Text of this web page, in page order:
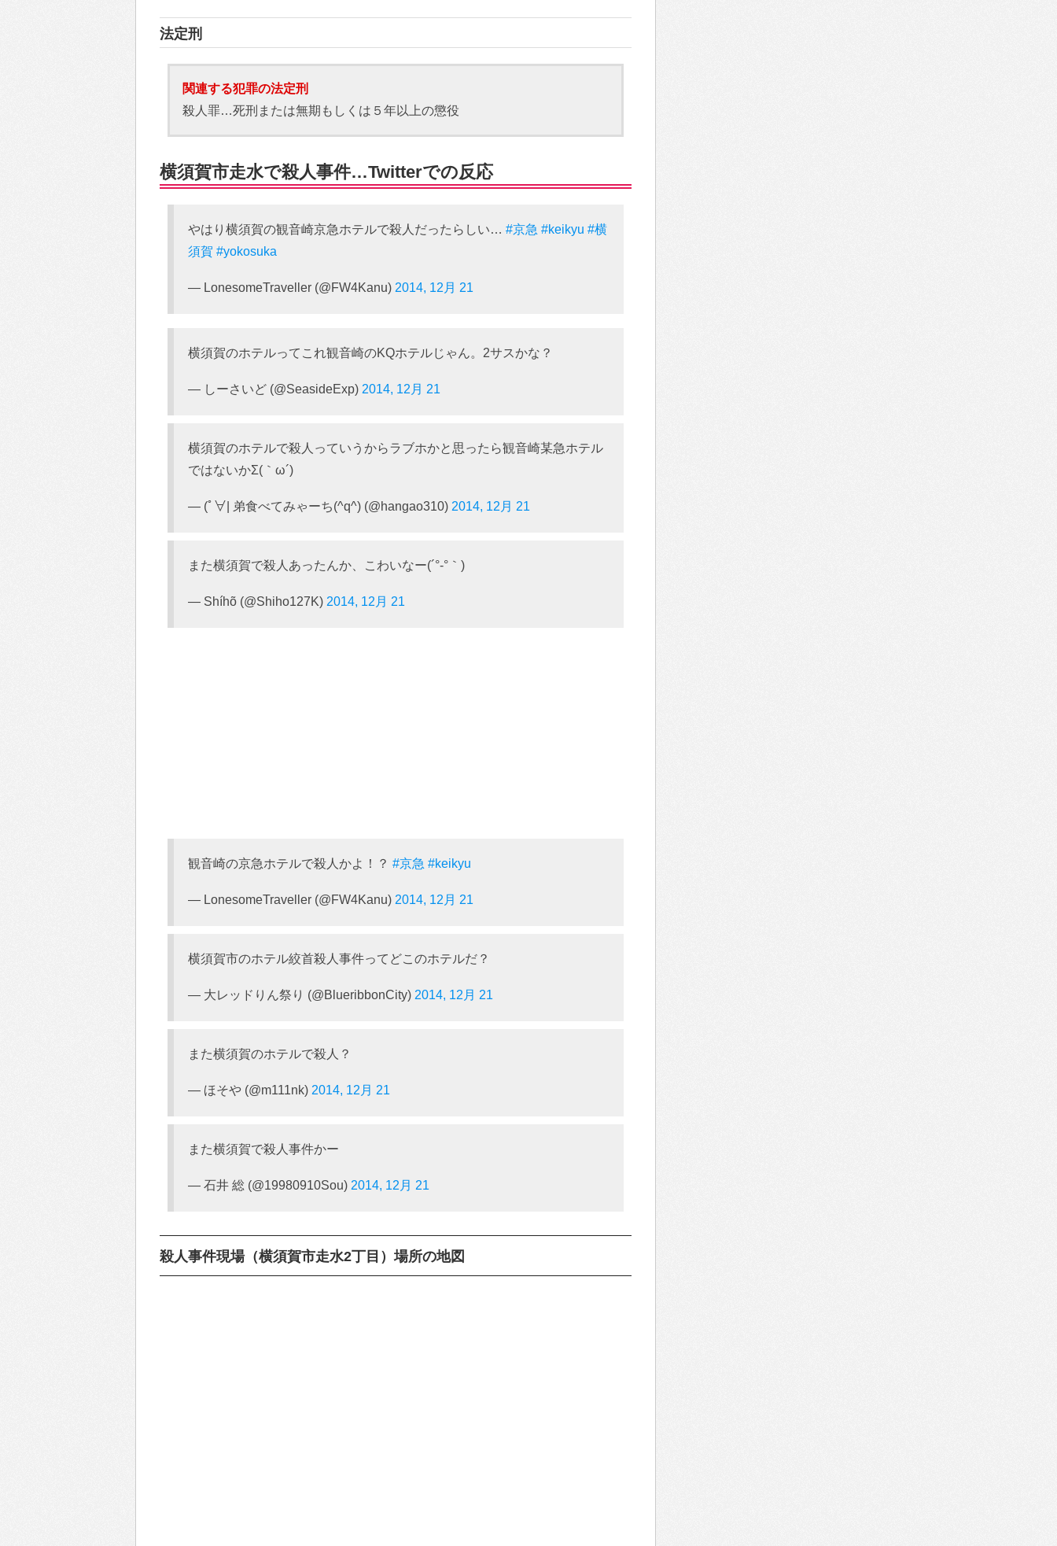
法定刑
関連する犯罪の法定刑
殺人罪…死刑または無期もしくは５年以上の懲役
横須賀市走水で殺人事件…Twitterでの反応
やはり横須賀の観音崎京急ホテルで殺人だったらしい… #京急 #keikyu #横
須賀 #yokosuka
— LonesomeTraveller (@FW4Kanu) 2014, 12月 21
横須賀のホテルってこれ観音崎のKQホテルじゃん。2サスかな？
— しーさいど (@SeasideExp) 2014, 12月 21
横須賀のホテルで殺人っていうからラブホかと思ったら観音崎某急ホテル
ではないかΣ(｀ω´)
— (ﾟ∀| 弟食べてみゃーち(^q^) (@hangao310) 2014, 12月 21
また横須賀で殺人あったんか、こわいなー(´°‐°｀)
— Shíhõ (@Shiho127K) 2014, 12月 21
観音崎の京急ホテルで殺人かよ！？ #京急 #keikyu
— LonesomeTraveller (@FW4Kanu) 2014, 12月 21
横須賀市のホテル絞首殺人事件ってどこのホテルだ？
— 大レッドりん祭り (@BlueribbonCity) 2014, 12月 21
また横須賀のホテルで殺人？
— ほそや (@m111nk) 2014, 12月 21
また横須賀で殺人事件かー
— 石井 総 (@19980910Sou) 2014, 12月 21
殺人事件現場（横須賀市走水2丁目）場所の地図